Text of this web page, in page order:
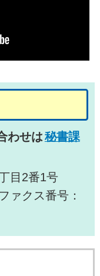
わせは秘書課
目2番1号
ァクス番号：